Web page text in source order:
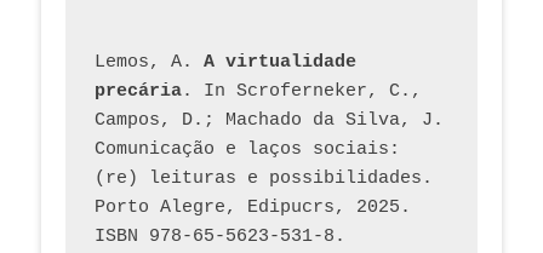
Lemos, A. A virtualidade
precária. In Scroferneker, C.,
Campos, D.; Machado da Silva, J.
Comunicação e laços sociais:
(re) leituras e possibilidades.
Porto Alegre, Edipucrs, 2025.
ISBN 978-65-5623-531-8.